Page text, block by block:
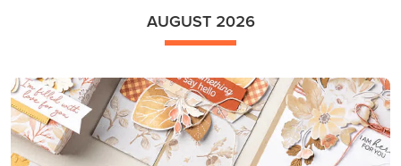
AUGUST 2026